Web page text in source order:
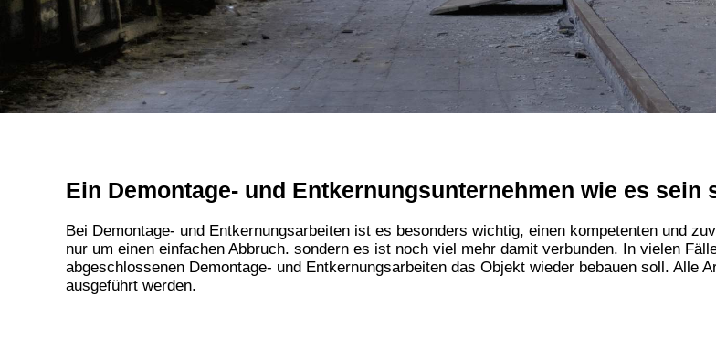
Ein Demontage- und Entkernungsunternehmen wie es sein
Bei Demontage- und Entkernungsarbeiten ist es besonders wichtig, einen kompetenten und
nur um einen einfachen Abbruch. sondern es ist noch viel mehr damit verbunden. In vielen
abgeschlossenen Demontage- und Entkernungsarbeiten das Objekt wieder bebauen soll. Alle
ausgeführt werden.